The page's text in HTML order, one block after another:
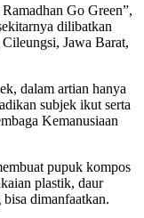
Go Green”,
dilibatkan
Jawa Barat,
dalam artian hanya
subjek ikut serta
Kemanusiaan
pupuk kompos
plastik, daur
dimanfaatkan.